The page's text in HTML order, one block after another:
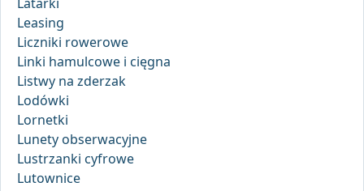
Leasing
Liczniki rowerowe
Linki hamulcowe i cięgna
Listwy na zderzak
Lodówki
Lornetki
Lunety obserwacyjne
Lustrzanki cyfrowe
Lutownice